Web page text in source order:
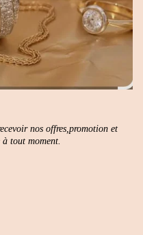
nos offres,promotion et
tout moment.